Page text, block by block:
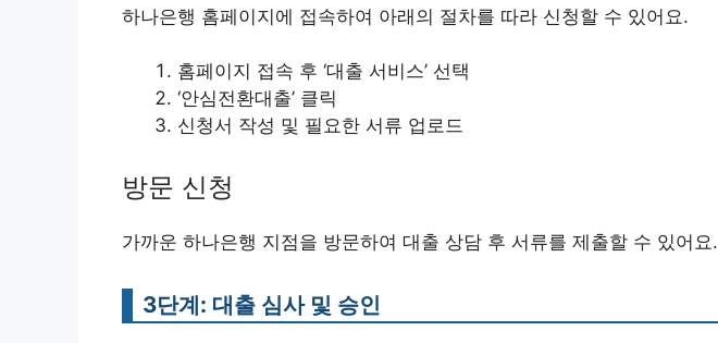
하나은행 홈페이지에 접속하여 아래의 절차를 따라 신청할 수 있어요.
홈페이지 접속 후 ‘대출 서비스’ 선택
‘안심전환대출’ 클릭
신청서 작성 및 필요한 서류 업로드
방문 신청
가까운 하나은행 지점을 방문하여 대출 상담 후 서류를 제출할 수 있어요.
3단계: 대출 심사 및 승인